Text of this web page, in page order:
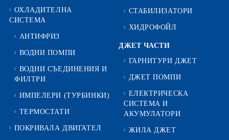
ОХЛАДИТЕЛНА
СИСТЕМА
АНТИФРИЗ
ВОДНИ ПОМПИ
ВОДНИ СЪЕДИНЕНИЯ И
ФИЛТРИ
ИМПЕЛЕРИ (ТУРБИНКИ)
ТЕРМОСТАТИ
ПОКРИВАЛА ДВИГАТЕЛ
СТАБИЛИЗАТОРИ
ХИДРОФОЙЛ
ДЖЕТ ЧАСТИ
ГАРНИТУРИ ДЖЕТ
ДЖЕТ ПОМПИ
ЕЛЕКТРИЧЕСКА
СИСТЕМА И
АКУМУЛАТОРИ
ЖИЛА ДЖЕТ